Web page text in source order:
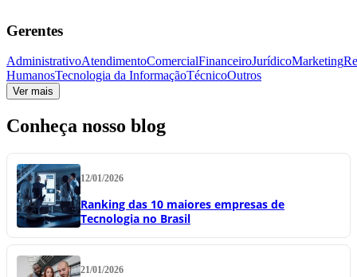
Gerentes
AdministrativoAtendimentoComercialFinanceiroJurídicoMarketing
HumanosTecnologia da InformaçãoTécnicoOutros
Ver mais
Conheça nosso blog
12/01/2026
Ranking das 10 maiores empresas de
Tecnologia no Brasil
21/01/2026